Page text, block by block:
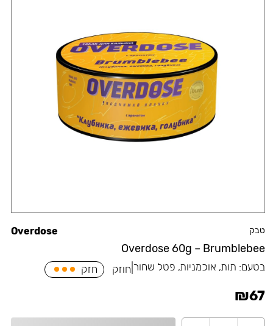
טבק
Overdose 60g – Brumblebee
Overdose
בטעם: תות, אוכמניות, פטל שחור חוזק חזק
₪67